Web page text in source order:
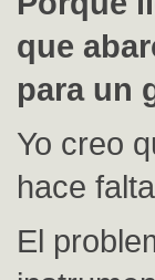
que
para un
Yo creo
hace
El